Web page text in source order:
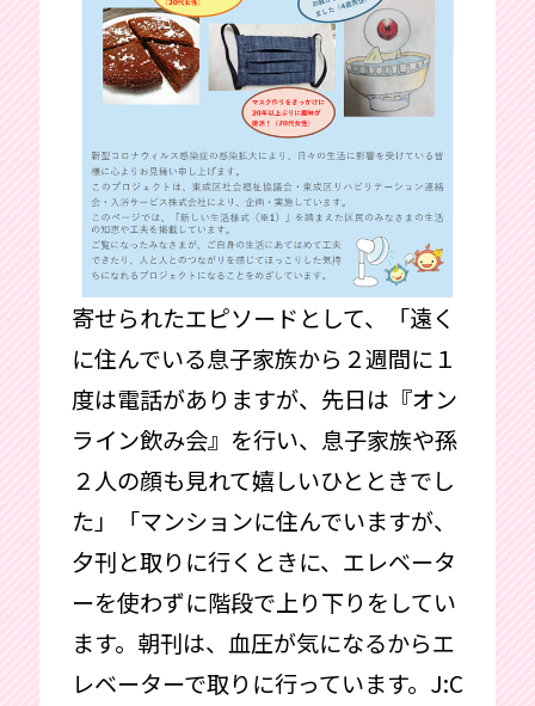
寄せられたエピソードとして、「遠く
に住んでいる息子家族から２週間に１
度は電話がありますが、先日は『オン
ライン飲み会』を行い、息子家族や孫
２人の顔も見れて嬉しいひとときでし
た」「マンションに住んでいますが、
夕刊と取りに行くときに、エレベータ
ーを使わずに階段で上り下りをしてい
ます。朝刊は、血圧が気になるからエ
レベーターで取りに行っています。J:C